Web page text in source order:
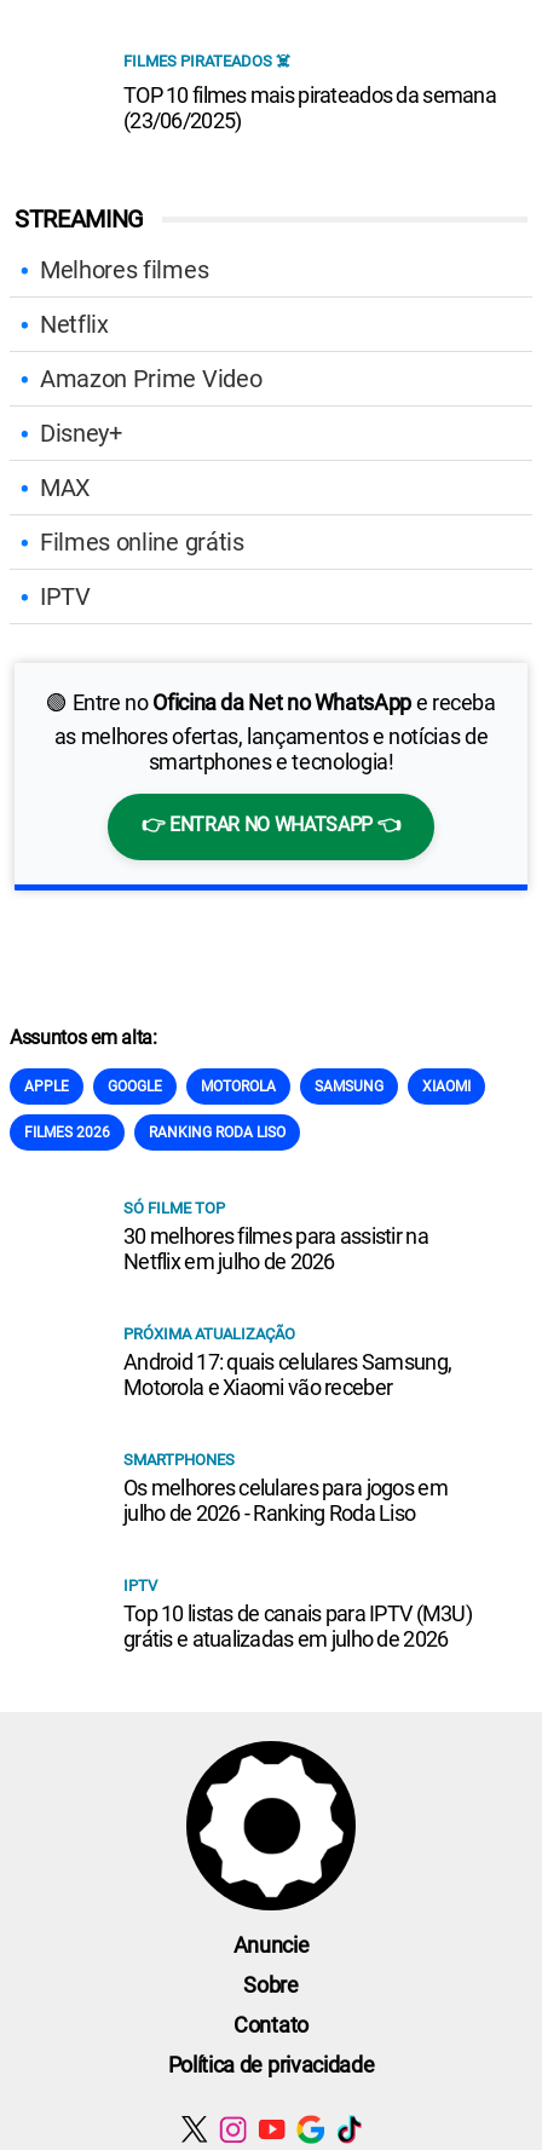
STREAMING
Melhores filmes
Netflix
Amazon Prime Video
Disney+
MAX
Filmes online grátis
IPTV
🟢 Entre noOficina da Net no WhatsAppe receba
as melhores ofertas, lançamentos e notícias de
smartphones e tecnologia!
👉 ENTRAR NO WHATSAPP 👈
FILMES PIRATEADOS ☠️
TOP 10 filmes mais pirateados da semana
(23/06/2025)
Assuntos em alta:
APPLE GOOGLE MOTOROLA SAMSUNG XIAOMI
FILMES 2026 RANKING RODA LISO
SÓ FILME TOP
30 melhores filmes para assistir na
Netflix em julho de 2026
PRÓXIMA ATUALIZAÇÃO
Android 17: quais celulares Samsung,
Motorola e Xiaomi vão receber
SMARTPHONES
Os melhores celulares para jogos em
julho de 2026 - Ranking Roda Liso
IPTV
Top 10 listas de canais para IPTV (M3U)
grátis e atualizadas em julho de 2026
Anuncie
Sobre
Contato
Política de privacidade